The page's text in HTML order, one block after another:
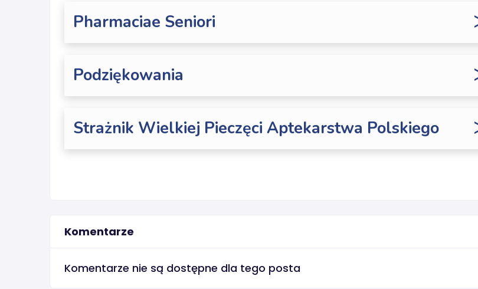
Pharmaciae Seniori
Podziękowania
Strażnik Wielkiej Pieczęci Aptekarstwa Polskiego
Komentarze
Komentarze nie są dostępne dla tego posta